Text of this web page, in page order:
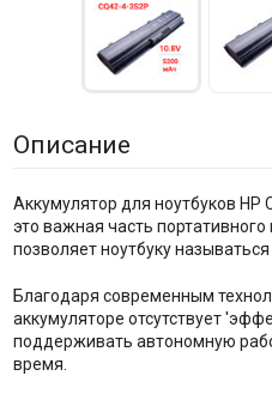
Описание
Аккумулятор для ноутбуков
это важная часть
позволяет ноутбуку
Благодаря современным
аккумуляторе отсутствует
поддерживать автономную
время.